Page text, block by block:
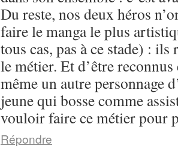
Du reste, nos deux héros
faire le manga le plus
tous cas, pas à ce stade) : ils
le métier. Et d’être
même un autre personnage
jeune qui bosse comme
vouloir faire ce métier
Répondre